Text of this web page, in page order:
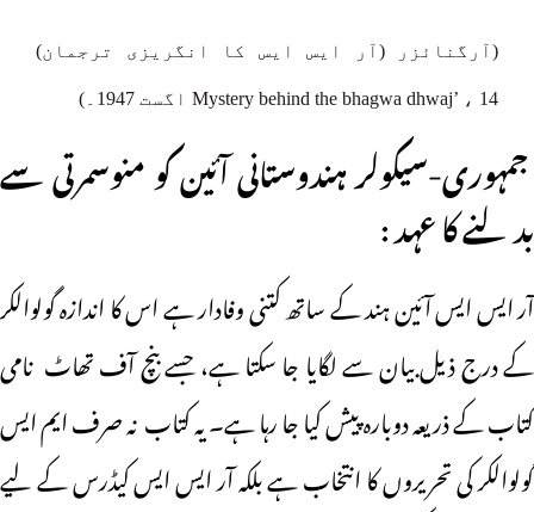
(آرگنائزر (آر ایس ایس کا انگریزی ترجمان)
Mystery behind the bhagwa dhwaj’ ، 14 اگست 1947۔)
جمہوری-سیکولر ہندوستانی آئین کو منوسمرتی سے
بدلنے کا عہد :
آر ایس ایس آئین ہند کے ساتھ کتنی وفادار ہے اس کا اندازہ گولوالکر
کے درج ذیل بیان سے لگایا جا سکتا ہے، جسے بنچ آف تھاٹ نامی
کتاب کے ذریعہ دوبارہ پیش کیا جا رہا ہے۔ یہ کتاب نہ صرف ایم ایس
گولوالکر کی تحریروں کا انتخاب ہے بلکہ آر ایس ایس کیڈرس کے لیے